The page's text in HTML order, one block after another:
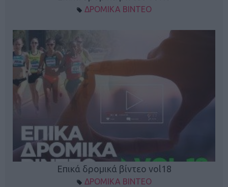
ΔΡΟΜΙΚΑ ΒΙΝΤΕΟ
Επικά δρομικά βίντεο vol18
ΔΡΟΜΙΚΑ ΒΙΝΤΕΟ